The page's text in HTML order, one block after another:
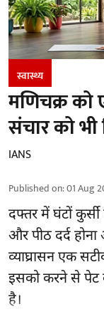
स्वास्थ्य
मणिचक्र को
संचार को भी
IANS
Published on:01 Aug
दफ्तर में घंटों
औरपीठ दर्द
व्याघ्रासन एक
इसको करने से पेट
है।